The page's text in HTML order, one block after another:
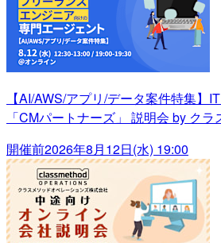
【AI/AWS/アプリ/データ案件特集】
「CMパートナーズ」 説明会 by クラ
開催前2026年8月12日(水) 19:00